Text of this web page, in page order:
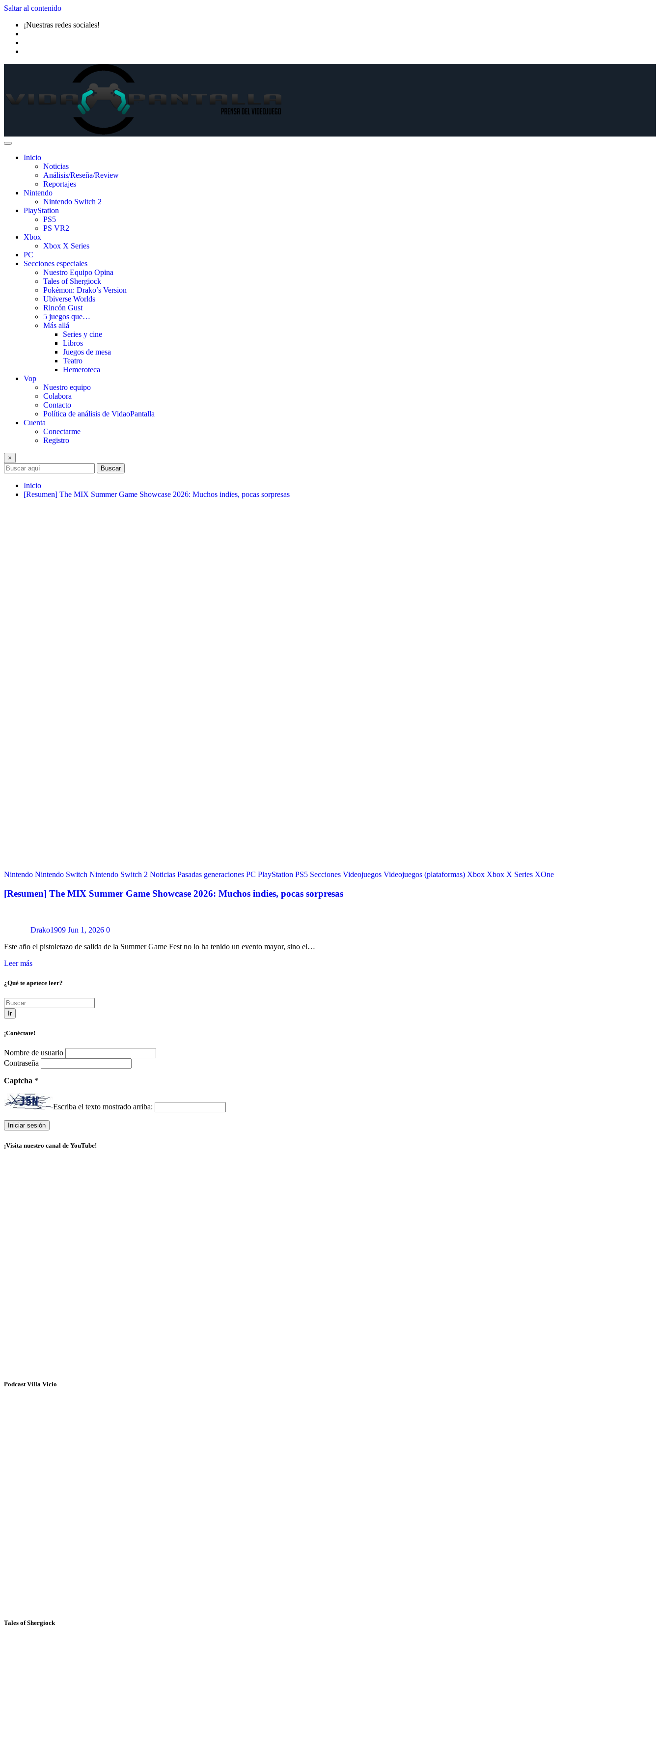
Saltar al contenido
¡Nuestras redes sociales!
Inicio
Noticias
Análisis/Reseña/Review
Reportajes
Nintendo
Nintendo Switch 2
PlayStation
PS5
PS VR2
Xbox
Xbox X Series
PC
Secciones especiales
Nuestro Equipo Opina
Tales of Shergiock
Pokémon: Drako’s Version
Ubiverse Worlds
Rincón Gust
5 juegos que…
Más allá
Series y cine
Libros
Juegos de mesa
Teatro
Hemeroteca
Vop
Nuestro equipo
Colabora
Contacto
Política de análisis de VidaoPantalla
Cuenta
Conectarme
Registro
×
Buscar
Inicio
[Resumen] The MIX Summer Game Showcase 2026: Muchos indies, pocas sorpresas
Nintendo Nintendo Switch Nintendo Switch 2 Noticias Pasadas generaciones PC PlayStation PS5 Secciones Videojuegos Videojuegos (plataformas) Xbox Xbox X Series XOne
[Resumen] The MIX Summer Game Showcase 2026: Muchos indies, pocas sorpresas
Drako1909 Jun 1, 2026 0
Este año el pistoletazo de salida de la Summer Game Fest no lo ha tenido un evento mayor, sino el…
Leer más
¿Qué te apetece leer?
Ir
¡Conéctate!
Nombre de usuario
Contraseña
Captcha *
Escriba el texto mostrado arriba:
¡Visita nuestro canal de YouTube!
Podcast Villa Vicio
Tales of Shergiock